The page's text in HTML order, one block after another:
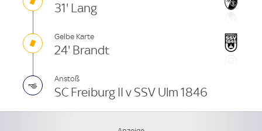
31' Lang
Gelbe Karte
24' Brandt
Anstoß
SC Freiburg II v SSV Ulm 1846